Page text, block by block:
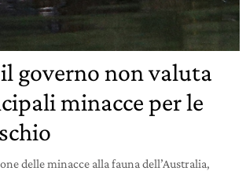
governo non valuta
minacce per le
delle minacce alla fauna dell’Australia,